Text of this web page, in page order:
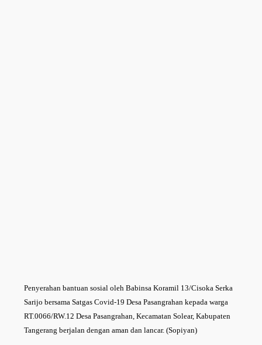
Penyerahan bantuan sosial oleh Babinsa Koramil 13/Cisoka Serka
Sarijo bersama Satgas Covid-19 Desa Pasangrahan kepada warga
RT.0066/RW.12 Desa Pasangrahan, Kecamatan Solear, Kabupaten
Tangerang berjalan dengan aman dan lancar. (Sopiyan)